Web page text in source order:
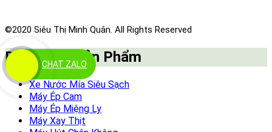
CHAT ZALO
©2020 Siêu Thị Minh Quân. All Rights Reserved
Danh Mục Sản Phẩm
Xe Nước Mía Siêu Sạch
Máy Ép Cam
Máy Ép Miệng Ly
Máy Xay Thịt